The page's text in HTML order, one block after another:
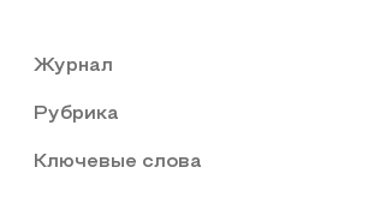
Журнал
Рубрика
Ключевые слова